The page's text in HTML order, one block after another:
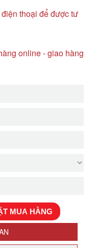
thoại để được tư
online - giao hàng
MUA HÀNG